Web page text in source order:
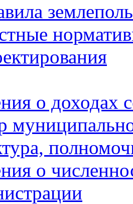
о доходах
о